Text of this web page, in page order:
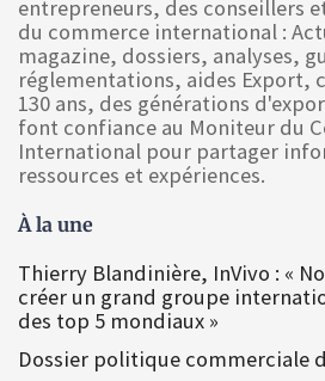
entrepreneurs, des conseillers
du commerce international :
magazine, dossiers, analyses,
réglementations, aides Export,
130 ans, des générations
font confiance au Moniteur du
International pour partager
ressources et expériences.
À la une
Thierry Blandinière, InVivo : «
créer un grand groupe
des top 5 mondiaux »
Dossier politique commerciale